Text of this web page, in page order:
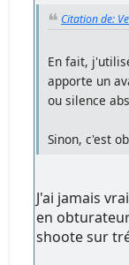
Citation de:
En fait,
apporte un
ou silence
Sinon, c'est
J'ai jamais
en
shoote sur